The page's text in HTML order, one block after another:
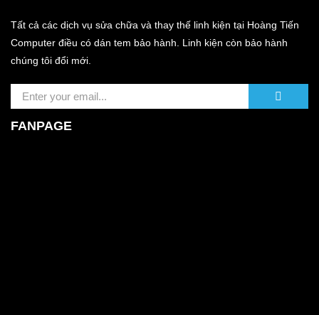
Tất cả các dịch vụ sửa chữa và thay thế linh kiện tại Hoàng Tiến
Computer điều có dán tem bảo hành. Linh kiện còn bảo hành
chúng tôi đổi mới.
FANPAGE